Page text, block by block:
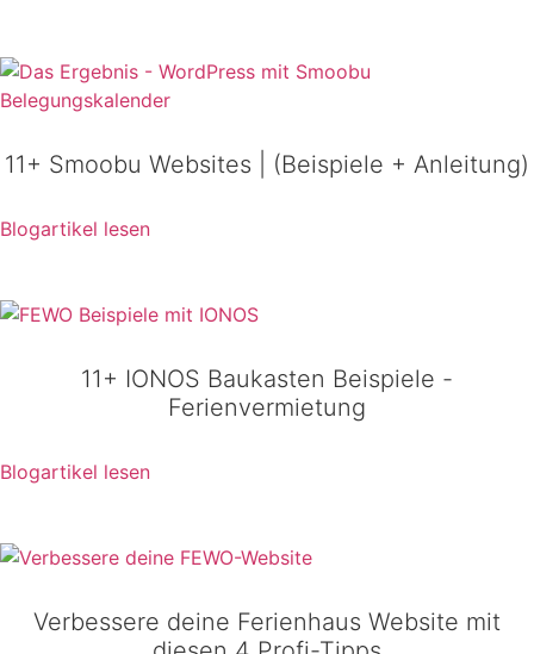
11+ Smoobu Websites | (Beispiele + Anleitung)​
Blogartikel lesen
11+ IONOS Baukasten Beispiele -
Ferienvermietung
Blogartikel lesen
Verbessere deine Ferienhaus Website mit